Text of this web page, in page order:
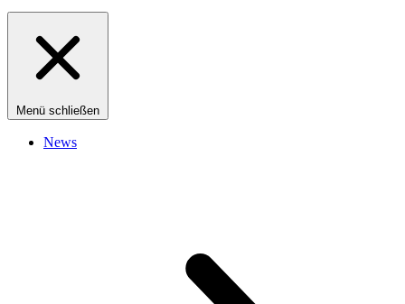
Menü schließen
News